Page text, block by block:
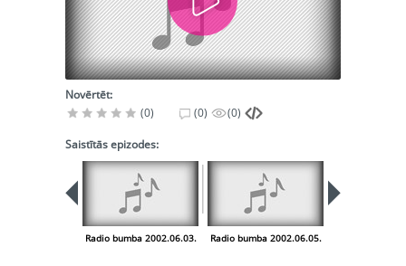
Novērtēt:
(0)
(0) (0)
Saistītās epizodes:
Radio bumba 2002.06.03. Radio bumba 2002.06.05.